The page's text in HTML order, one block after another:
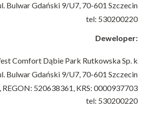
Bulwar Gdański 9/U7, 70-601 Szczecin
tel: 530200220
Deweloper:
Comfort Dąbie Park Rutkowska Sp. k
Bulwar Gdański 9/U7, 70-601 Szczecin
520638361, KRS: 0000937703
tel: 530200220